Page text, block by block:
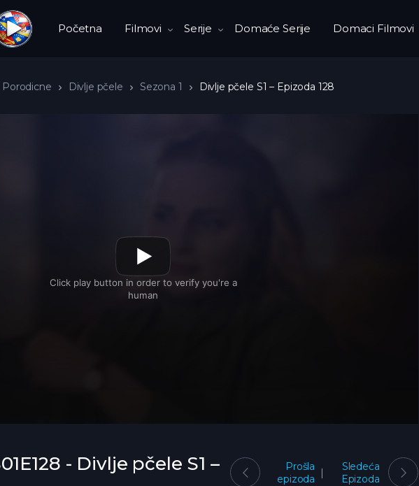
Početna Filmovi Serije Domaće Serije Domaci Filmovi
Porodicne Divlje pčele Sezona 1 Divlje pčele S1 – Epizoda 128
- Divlje pčele S1 –
Prošla
epizoda
Sledeća
Epizoda